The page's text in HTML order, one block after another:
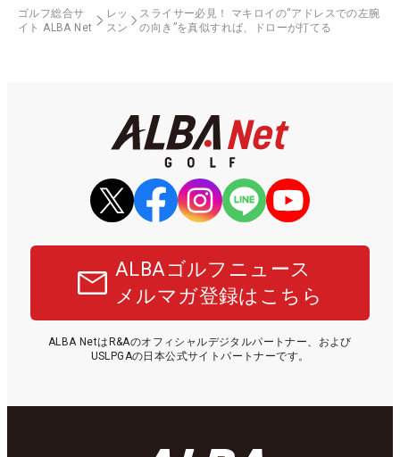
ゴルフ総合サ
イト ALBA Net
レッ
スン
スライサー必見！ マキロイの“アドレスでの左腕
の向き”を真似すれば、ドローが打てる
ALBAゴルフニュース
メルマガ登録はこちら
ALBA NetはR&Aのオフィシャルデジタルパートナー、および
USLPGAの日本公式サイトパートナーです。